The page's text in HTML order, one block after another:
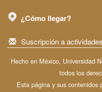
¿Cómo llegar?
Suscripción a
Hecho en México, Universidad
todos los
Esta página y sus contenidos